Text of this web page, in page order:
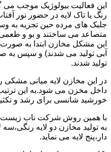
این فعالیت بیولوژیک موجب می
رنگ یا تاک لایه در حضور نور
جلبک های مرده حین تجزیه به
متصاعد می ساختند و بو و
این مشکل مخازن ابتدا به صورت
آبی تولید می شدند) و سپس به
تولید شدند.
در این مخازن لایه میانی مشکی
داخل مخزن می شود.به این
خورشید شانسی برای رشد و
با همین روش شرکت ناب زیست
به تولید مخازن دو لایه رنگی،سه
دار،پنج لایه می نماید.